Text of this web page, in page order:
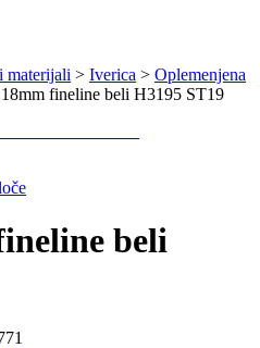
materijali > Iverica > Oplemenjena
fineline beli H3195 ST19
beli